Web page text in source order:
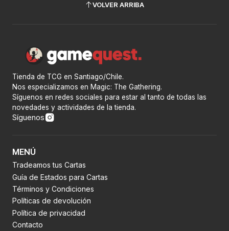
VOLVER ARRIBA
Tienda de TCG en Santiago/Chile.
Nos especializamos en Magic: The Gathering.
Síguenos en redes sociales para estar al tanto de todas las
novedades y actividades de la tienda.
Síguenos
MENÚ
Tradeamos tus Cartas
Guía de Estados para Cartas
Términos y Condiciones
Políticas de devolución
Política de privacidad
Contacto